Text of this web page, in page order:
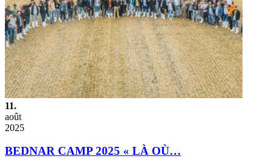
11.
août
2025
BEDNAR CAMP 2025 « LÀ OÙ…